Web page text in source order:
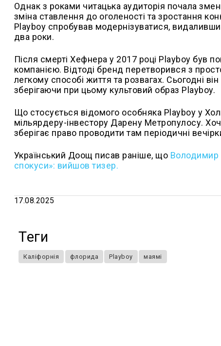
Однак з роками читацька аудиторія почала
зміна ставлення до оголеності та зростання
Playboy спробував модернізуватися, видаливши
два роки.
Після смерті Хефнера у 2017 році Playboy був
компанією. Відтоді бренд перетворився з
легкому способі життя та розвагах. Сьогодні
зберігаючи при цьому культовий образ Playboy.
Що стосується відомого особняка Playboy у
мільярдеру-інвестору Дарену Метропулосу.
зберігає право проводити там періодичні
Український Доощ писав раніше, що Володимир
спокуси»: вийшов тизер.
17.08.2025
Теги
Каліфорнія флорида Playboy маямі